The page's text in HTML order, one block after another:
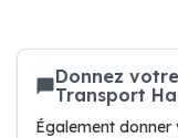
Donnez
Transport
Également